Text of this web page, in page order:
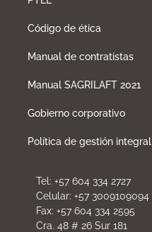
Código de ética
Manual de contratistas
Manual SAGRILAFT 2021
Gobierno corporativo
Política de gestión integral
Tel: +57 604 334 2727
Celular: +57 3009109094
Fax: +57 604 334 2595
Cra. 48 # 26 Sur 181